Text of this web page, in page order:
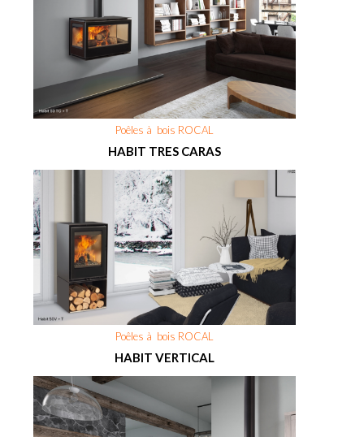
Poêles à bois ROCAL
HABIT TRES CARAS
Poêles à bois ROCAL
HABIT VERTICAL